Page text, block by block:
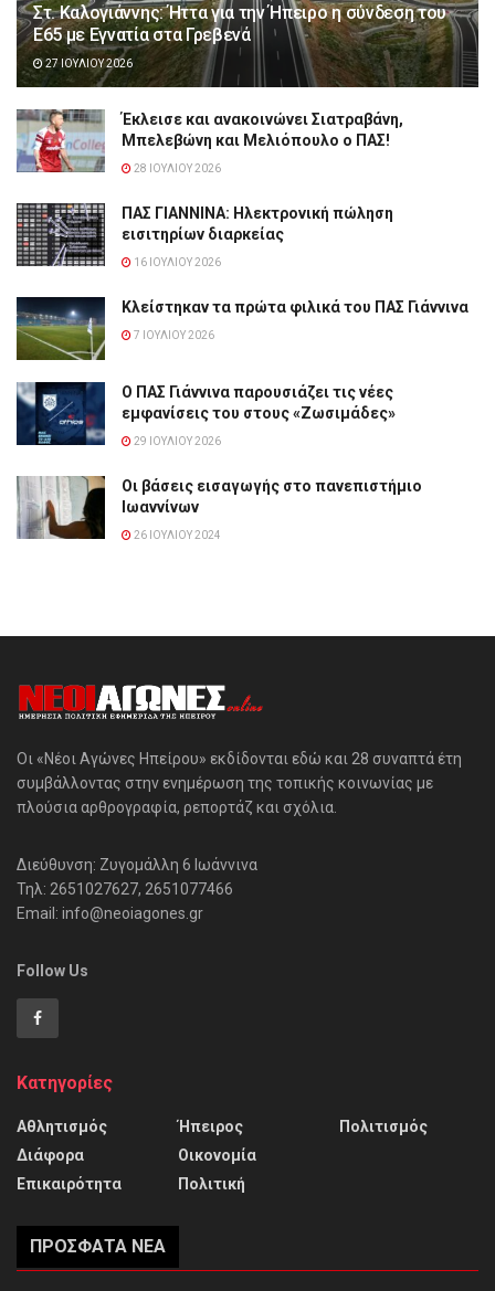
Στ. Καλογιάννης: Ήττα για την Ήπειρο η σύνδεση του
Ε65 με Εγνατία στα Γρεβενά
27 ΙΟΥΛΊΟΥ 2026
Έκλεισε και ανακοινώνει Σιατραβάνη,
Μπελεβώνη και Μελιόπουλο ο ΠΑΣ!
28 ΙΟΥΛΊΟΥ 2026
ΠΑΣ ΓΙΑΝΝΙΝΑ: Hλεκτρονική πώληση
εισιτηρίων διαρκείας
16 ΙΟΥΛΊΟΥ 2026
Κλείστηκαν τα πρώτα φιλικά του ΠΑΣ Γιάννινα
7 ΙΟΥΛΊΟΥ 2026
Ο ΠΑΣ Γιάννινα παρουσιάζει τις νέες
εμφανίσεις του στους «Ζωσιμάδες»
29 ΙΟΥΛΊΟΥ 2026
Οι βάσεις εισαγωγής στο πανεπιστήμιο
Ιωαννίνων
26 ΙΟΥΛΊΟΥ 2024
Οι «Νέοι Αγώνες Ηπείρου» εκδίδονται εδώ και 28 συναπτά έτη
συμβάλλοντας στην ενημέρωση της τοπικής κοινωνίας με
πλούσια αρθρογραφία, ρεπορτάζ και σχόλια.
Διεύθυνση: Ζυγομάλλη 6 Ιωάννινα
Τηλ: 2651027627, 2651077466
Email: info@neoiagones.gr
Follow Us
Κατηγορίες
Αθλητισμός
Διάφορα
Επικαιρότητα
Ήπειρος
Οικονομία
Πολιτική
Πολιτισμός
ΠΡΌΣΦΑΤΑ ΝΈΑ